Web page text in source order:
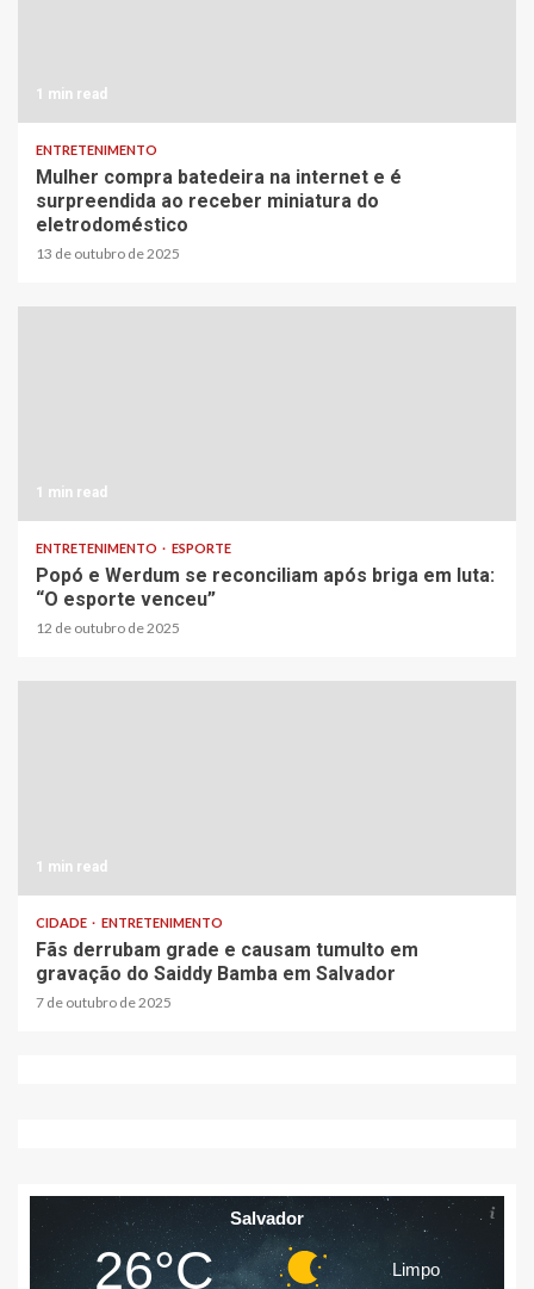
1 min read
ENTRETENIMENTO
Mulher compra batedeira na internet e é
surpreendida ao receber miniatura do
eletrodoméstico
13 de outubro de 2025
1 min read
ENTRETENIMENTO ESPORTE
Popó e Werdum se reconciliam após briga em luta:
“O esporte venceu”
12 de outubro de 2025
1 min read
CIDADE ENTRETENIMENTO
Fãs derrubam grade e causam tumulto em
gravação do Saiddy Bamba em Salvador
7 de outubro de 2025
Salvador
26°C Limpo